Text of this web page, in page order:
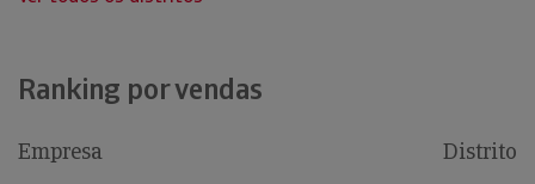
Ranking por vendas
Empresa Distrito